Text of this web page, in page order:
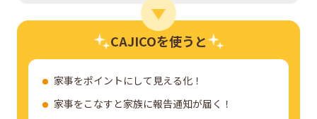
CAJICOを使うと
家事をポイントにして見える化！
家事をこなすと家族に報告通知が届く！